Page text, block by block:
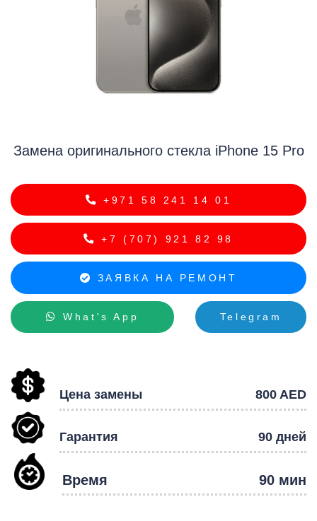
Замена оригинального стекла iPhone 15 Pro
+971 58 241 14 01
+7 (707) 921 82 98
ЗАЯВКА НА РЕМОНТ
What's App Telegram
Цена замены 800 AED
Гарантия 90 дней
Время 90 мин